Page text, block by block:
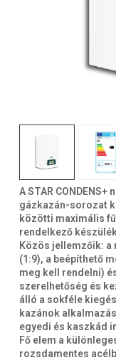
A STAR
gázkazán-sorozat
közötti maximális
rendelkező
Közös jellemzőik:
(1:9), a beépíthető
meg kell rendelni)
szerelhetőség és
álló a sokféle
kazánok
egyedi és kaszkád
Fő elem a
rozsdamentes